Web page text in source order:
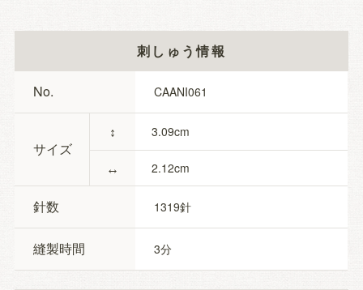
刺しゅう情報
No. CAANI061
サイズ
↕
↔
3.09
2.12
針数 1319
縫製時間 3